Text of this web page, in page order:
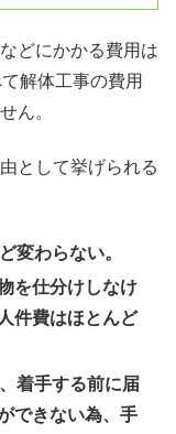
どにかかる費用は
解体工事の費用
ん。
として挙げられる
変わらない。
を仕分けしなけ
件費はほとんど
着手する前に届
できない為、手